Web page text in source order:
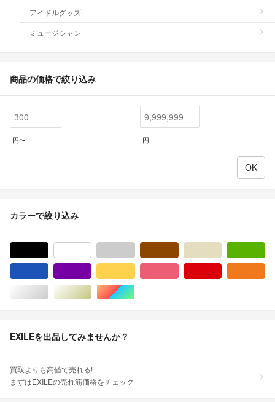
アイドルグッズ
ミュージシャン
商品の価格で絞り込み
円〜 円
カラーで絞り込み
シルバー/銀色系ゴールド/金色系マルチカラー
EXILEを出品してみませんか？
買取よりも高値で売れる!
まずはEXILEの売れ筋価格をチェック